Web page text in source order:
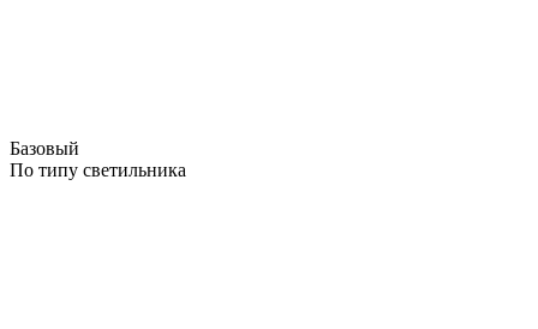
Базовый
По типу светильника